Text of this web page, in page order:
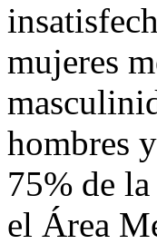
mujeres
hombres
75% de
el Área